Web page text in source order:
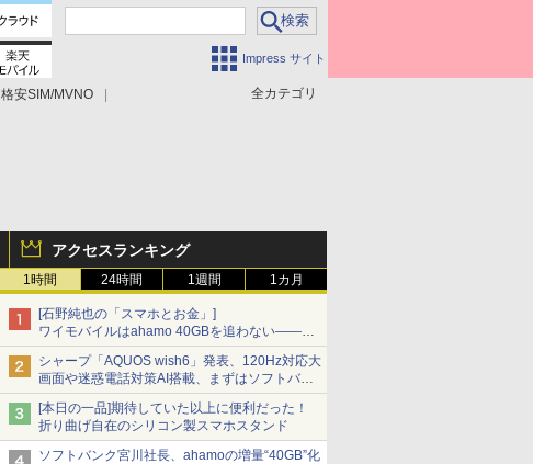
Impress サイト
全カテゴリ
格安SIM/MVNO
アクセスランキング
1時間 24時間 1週間 1カ月
[石野純也の「スマホとお金」]
ワイモバイルはahamo 40GBを追わない――単
身向け「超おトク割」の安さと1年限定の注意
点
シャープ「AQUOS wish6」発表、120Hz対応大
画面や迷惑電話対策AI搭載、まずはソフトバン
クの法人向け
[本日の一品]期待していた以上に便利だった！
折り曲げ自在のシリコン製スマホスタンド
ソフトバンク宮川社長、ahamoの増量“40GB”化